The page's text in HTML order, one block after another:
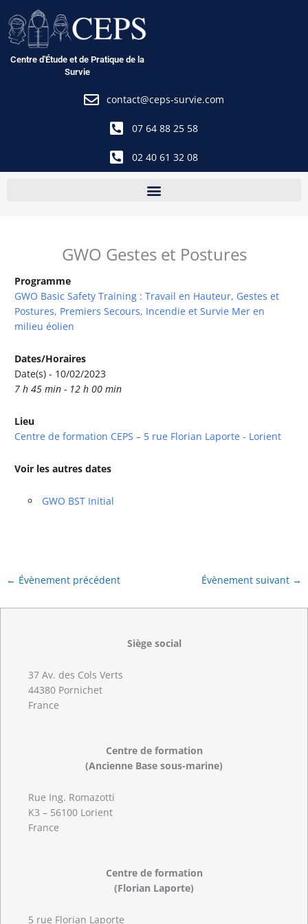
au
contenu
Centre d'Étude et de Pratique de la
Survie
contact@ceps-survie.com
07 64 88 25 58
02 40 61 32 08
GWO Gestes et Postures
Programme
GWO Basic Safety Training : Travail en Hauteur, Gestes et
Postures, Premiers Secours, Incendie et Survie Mer en
milieu éolien
Dates/Horaires
Date(s) - 10/02/2023
7 h 45 min - 12 h 00 min
Lieu
Centre de formation CEPS – 5 rue Florian Laporte - Lorient
Voir les autres dates
GWO BST Initial
← Évènement précédent Évènement suivant →
Siège social
37 Av. des Cols Verts
44380 Pornichet
France
Centre de formation
(Ancienne Base sous-marine)
Rue Ing. Romazotti
K3 – 56100 Lorient
France
Centre de formation
(Florian Laporte)
5 rue Florian Laporte